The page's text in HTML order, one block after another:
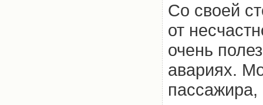
Со своей
от
очень
авариях.